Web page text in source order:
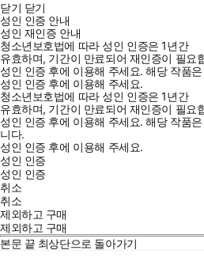
닫기 닫기
성인 인증 안내
성인 재인증 안내
청소년보호법에 따라 성인 인증은 1년간
유효하며, 기간이 만료되어 재인증이 필요
성인 인증 후에 이용해 주세요.해당 작품
성인 인증 후에 이용해 주세요.
청소년보호법에 따라 성인 인증은 1년간
유효하며, 기간이 만료되어 재인증이 필요
성인 인증 후에 이용해 주세요.해당 작품
니다.
성인 인증 후에 이용해 주세요.
성인 인증
성인 인증
취소
취소
제외하고 구매
제외하고 구매
본문 끝 최상단으로 돌아가기